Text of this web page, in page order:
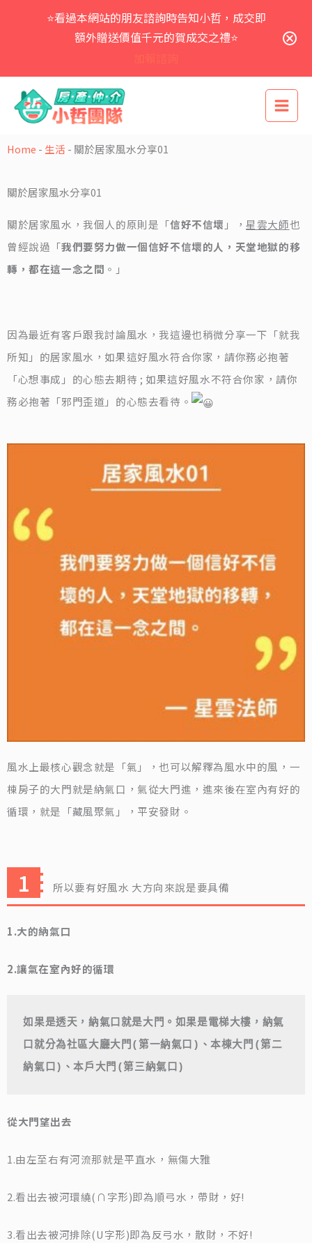
⭐看過本網站的朋友諮詢時告知小哲，成交即
額外贈送價值千元的賀成交之禮⭐
容
Home - 生活 - 關於居家風水分享01
關於居家風水分享01
關於居家風水，我個人的原則是「信好不信壞 」，星雲大師也
曾經說過「我們要努力做一個信好不信壞的人，天堂地獄的移
轉，都在這一念之間 。」
因為最近有客戶跟我討論風水，我這邊也稍微分享一下「就我
所知」的居家風水，如果這好風水符合你家，請你務必抱著
「心想事成」的心態去期待 ; 如果這好風水不符合你家，請你
務必抱著「邪門歪道」的心態去看待。
風水上最核心觀念就是「氣」，也可以解釋為風水中的風，一
棟房子的大門就是納氣口，氣從大門進，進來後在室內有好的
循環，就是「藏風聚氣」，平安發財。
所以要有好風水 大方向來說是要具備
1.大的納氣口
2.讓氣在室內好的循環
如果是透天，納氣口就是大門。如果是電梯大樓，納氣
口就分為社區大廳大門(第一納氣口)、本棟大門(第二
納氣口)、本戶大門(第三納氣口)
從大門望出去
1.由左至右有河流那就是平直水，無傷大雅
2.看出去被河環繞(∩字形)即為順弓水，帶財，好!
3.看出去被河排除(U字形)即為反弓水，散財，不好!